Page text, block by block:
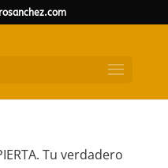
Tu verdadero